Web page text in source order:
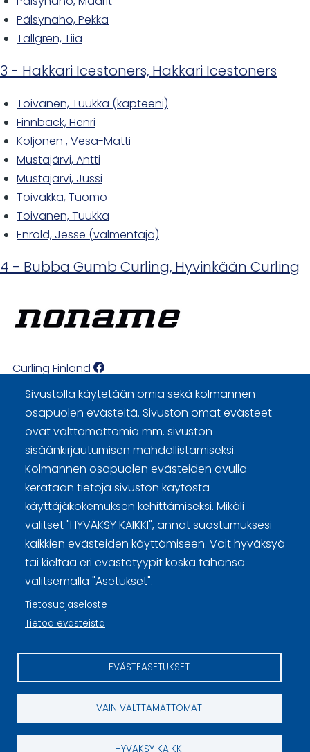
Pälsynaho, Pekka
Tallgren, Tiia
3 - Hakkari Icestoners, Hakkari Icestoners
Toivanen, Tuukka (kapteeni)
Finnbäck, Henri
Koljonen , Vesa-Matti
Mustajärvi, Antti
Mustajärvi, Jussi
Toivakka, Tuomo
Toivanen, Tuukka
Enrold, Jesse (valmentaja)
4 - Bubba Gumb Curling, Hyvinkään Curling
Sivustolla käytetään omia sekä kolmannen
osapuolen evästeitä. Sivuston omat evästeet
ovat välttämättömiä mm. sivuston
sisäänkirjautumisen mahdollistamiseksi.
Kolmannen osapuolen evästeiden avulla
kerätään tietoja sivuston käytöstä
käyttäjäkokemuksen kehittämiseksi. Mikäli
valitset "HYVÄKSY KAIKKI", annat suostumuksesi
kaikkien evästeiden käyttämiseen. Voit hyväksyä
tai kieltää eri evästetyypit koska tahansa
valitsemalla "Asetukset".
Tietosuojaseloste
Tietoa evästeistä
EVÄSTEASETUKSET
VAIN VÄLTTÄMÄTTÖMÄT
HYVÄKSY KAIKKI
Curling Finland
Curling.fi
Curling Finland
Sivuston käyttöehdot ja sisällön käyttöoikeudet
Tietosuojaselosteet
Tietoa evästeistä
Evästeasetukset